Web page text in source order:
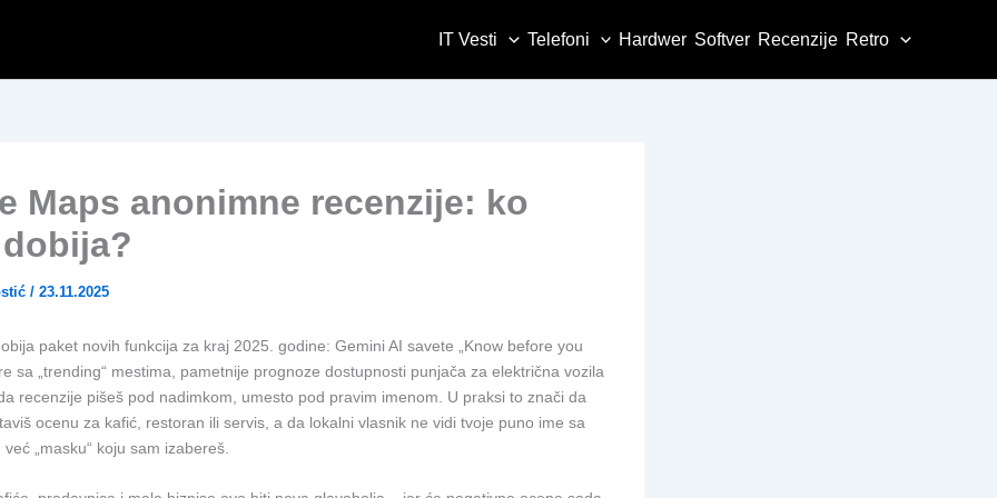
IT Vesti Telefoni Hardwer Softver Recenzije Retro
Maps anonimne recenzije: ko
/ 23.11.2025
paket novih funkcija za kraj 2025. godine: Gemini AI savete „Know before you
sa „trending“ mestima, pametnije prognoze dostupnosti punjača za električna vozila
recenzije pišeš pod nadimkom, umesto pod pravim imenom. U praksi to znači da
ocenu za kafić, restoran ili servis, a da lokalni vlasnik ne vidi tvoje puno ime sa
„masku“ koju sam izabereš.